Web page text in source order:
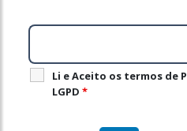
Li e Aceito os termos de
LGPD *